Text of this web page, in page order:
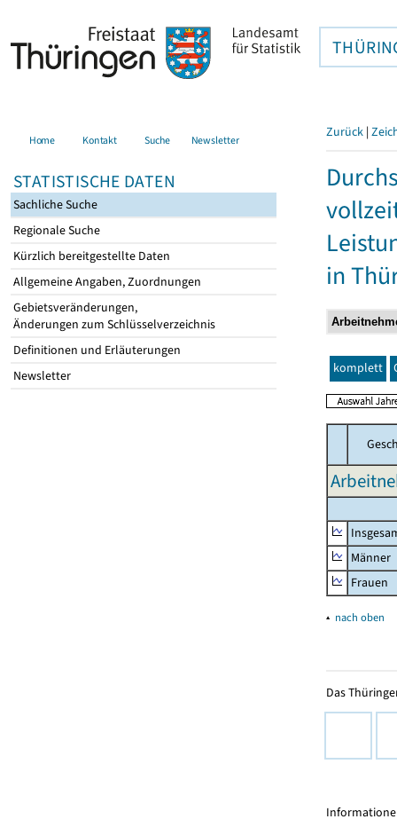
Home Kontakt Suche Newsletter
STATISTISCHE DATEN
Sachliche Suche
Regionale Suche
Kürzlich bereitgestellte Daten
Allgemeine Angaben, Zuordnungen
Gebietsveränderungen,
Änderungen zum Schlüsselverzeichnis
Definitionen und Erläuterungen
Newsletter
Zurück |
in
komplett
Männer
Frauen
▴ nach oben
Das